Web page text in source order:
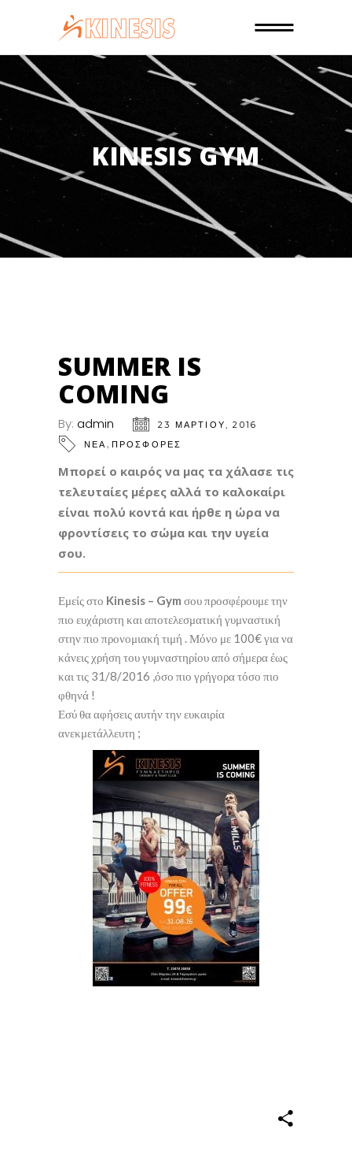
KINESIS GYM
SUMMER IS
COMING
By: admin
23 ΜΑΡΤΊΟΥ, 2016
ΝΕΑ , ΠΡΟΣΦΟΡΕΣ
Μπορεί ο καιρός να μας τα χάλασε τις
τελευταίες μέρες αλλά το καλοκαίρι
είναι πολύ κοντά και ήρθε η ώρα να
φροντίσεις το σώμα και την υγεία
σου.
Εμείς στο Kinesis – Gym σου προσφέρουμε την
πιο ευχάριστη και αποτελεσματική γυμναστική
στην πιο προνομιακή τιμή . Μόνο με 100€ για να
κάνεις χρήση του γυμναστηρίου από σήμερα έως
και τις 31/8/2016 ,όσο πιο γρήγορα τόσο πιο
φθηνά !
Εσύ θα αφήσεις αυτήν την ευκαιρία
ανεκμετάλλευτη ;